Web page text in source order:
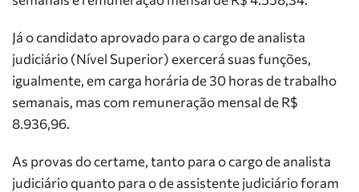
Já o candidato aprovado para o cargo de analista
judiciário (Nível Superior) exercerá suas funções,
igualmente, em carga horária de 30 horas de trabalho
semanais, mas com remuneração mensal de R$
8.936,96.
As provas do certame, tanto para o cargo de analista
judiciário quanto para o de assistente judiciário foram